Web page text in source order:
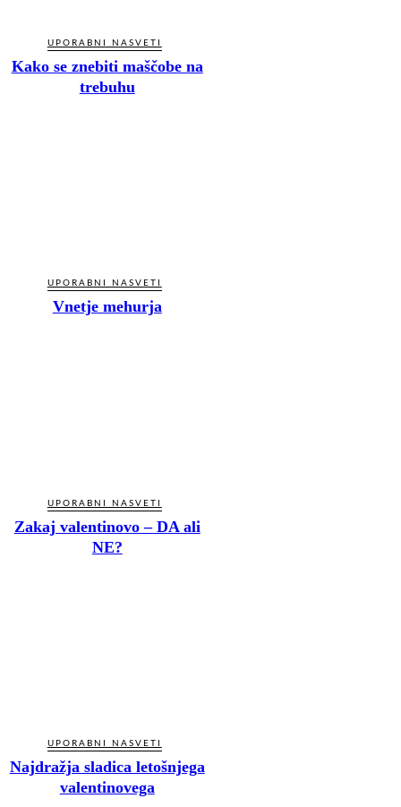
UPORABNI NASVETI
Kako se znebiti maščobe na
trebuhu
UPORABNI NASVETI
Vnetje mehurja
UPORABNI NASVETI
Zakaj valentinovo – DA ali
NE?
UPORABNI NASVETI
Najdražja sladica letošnjega
valentinovega